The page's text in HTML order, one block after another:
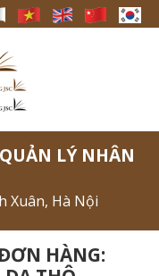
LÝ NHÂN
Xuân, Hà Nội
HÀNG: